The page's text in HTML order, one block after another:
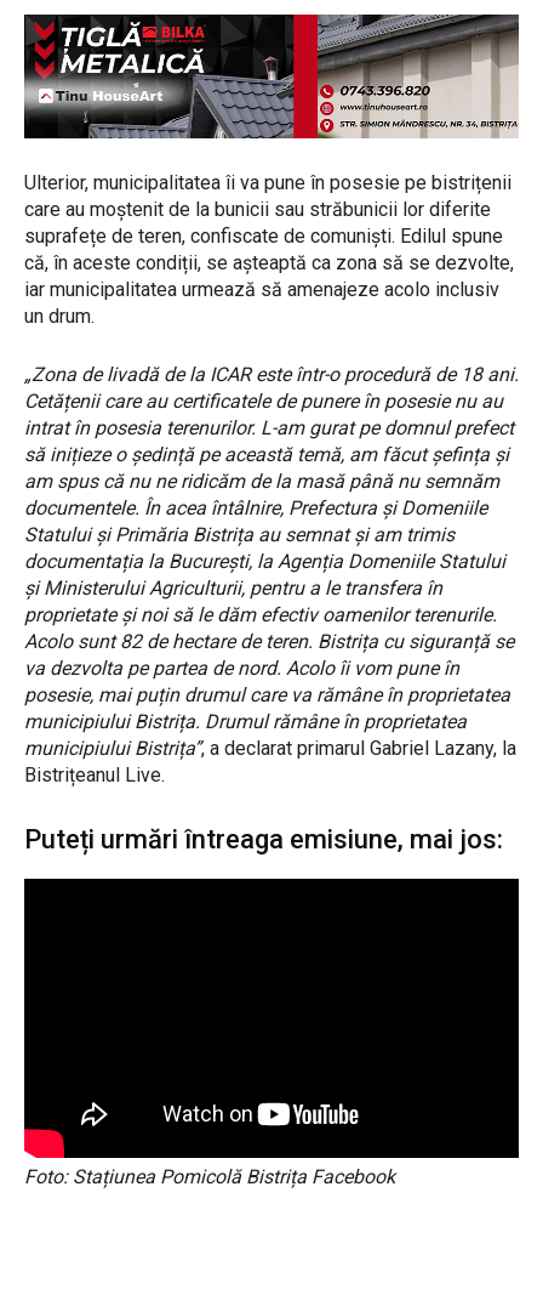
Ulterior, municipalitatea îi va pune în posesie pe bistrițenii
care au moștenit de la bunicii sau străbunicii lor diferite
suprafețe de teren, confiscate de comuniști. Edilul spune
că, în aceste condiții, se așteaptă ca zona să se dezvolte,
iar municipalitatea urmează să amenajeze acolo inclusiv
un drum.
„Zona de livadă de la ICAR este într-o procedură de 18 ani.
Cetățenii care au certificatele de punere în posesie nu au
intrat în posesia terenurilor. L-am gurat pe domnul prefect
să inițieze o ședință pe această temă, am făcut șefința și
am spus că nu ne ridicăm de la masă până nu semnăm
documentele. În acea întâlnire, Prefectura și Domeniile
Statului și Primăria Bistrița au semnat și am trimis
documentația la București, la Agenția Domeniile Statului
și Ministerului Agriculturii, pentru a le transfera în
proprietate și noi să le dăm efectiv oamenilor terenurile.
Acolo sunt 82 de hectare de teren. Bistrița cu siguranță se
va dezvolta pe partea de nord. Acolo îi vom pune în
posesie, mai puțin drumul care va rămâne în proprietatea
municipiului Bistrița. Drumul rămâne în proprietatea
municipiului Bistrița”, a declarat primarul Gabriel Lazany, la
Bistrițeanul Live.
Puteți urmări întreaga emisiune, mai jos:
Foto: Stațiunea Pomicolă Bistrița Facebook